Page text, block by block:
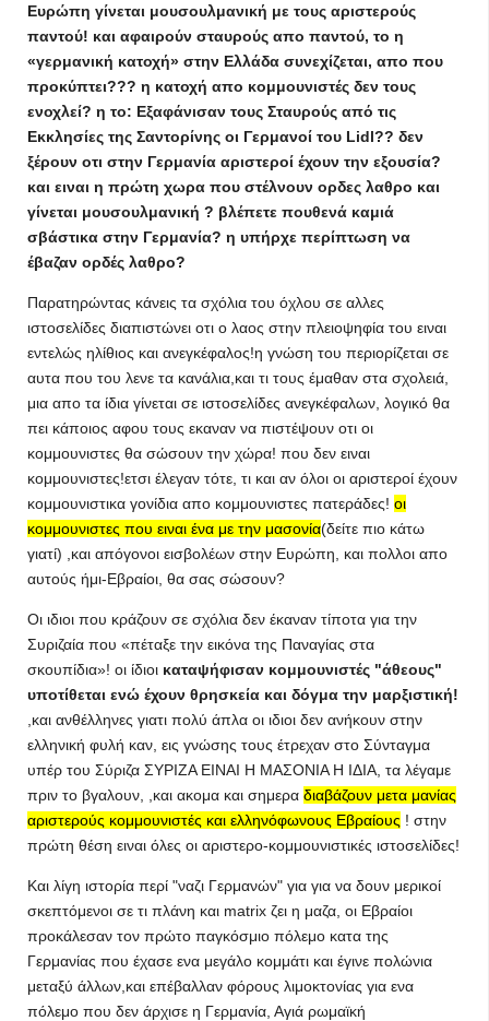
Ευρώπη γίνεται μουσουλμανική με τους αριστερούς
παντού! και αφαιρούν σταυρούς απο παντού, το η
«γερμανική κατοχή» στην Ελλάδα συνεχίζεται, απο που
προκύπτει??? η κατοχή απο κομμουνιστές δεν τους
ενοχλεί? η το: Εξαφάνισαν τους Σταυρούς από τις
Εκκλησίες της Σαντορίνης οι Γερμανοί του Lidl?? δεν
ξέρουν οτι στην Γερμανία αριστεροί έχουν την εξουσία?
και ειναι η πρώτη χωρα που στέλνουν ορδες λαθρο και
γίνεται μουσουλμανική ? βλέπετε πουθενά καμιά
σβάστικα στην Γερμανία? η υπήρχε περίπτωση να
έβαζαν ορδές λαθρο?
Παρατηρώντας κάνεις τα σχόλια του όχλου σε αλλες
ιστοσελίδες διαπιστώνει οτι ο λαος στην πλειοψηφία του ειναι
εντελώς ηλίθιος και ανεγκέφαλος!η γνώση του περιορίζεται σε
αυτα που του λενε τα κανάλια,και τι τους έμαθαν στα σχολειά,
μια απο τα ίδια γίνεται σε ιστοσελίδες ανεγκέφαλων, λογικό θα
πει κάποιος αφου τους εκαναν να πιστέψουν οτι οι
κομμουνιστες θα σώσουν την χώρα! που δεν ειναι
κομμουνιστες!ετσι έλεγαν τότε, τι και αν όλοι οι αριστεροί έχουν
κομμουνιστικα γονίδια απο κομμουνιστες πατεράδες! οι
κομμουνιστες που ειναι ένα με την μασονία(δείτε πιο κάτω
γιατί) ,και απόγονοι εισβολέων στην Ευρώπη, και πολλοι απο
αυτούς ήμι-Εβραίοι, θα σας σώσουν?
Οι ιδιοι που κράζουν σε σχόλια δεν έκαναν τίποτα για την
Συριζαία που «πέταξε την εικόνα της Παναγίας στα
σκουπίδια»! οι ίδιοι καταψήφισαν κομμουνιστές "άθεους"
υποτίθεται ενώ έχουν θρησκεία και δόγμα την μαρξιστική!
,και ανθέλληνες γιατι πολύ άπλα οι ιδιοι δεν ανήκουν στην
ελληνική φυλή καν, εις γνώσης τους έτρεχαν στο Σύνταγμα
υπέρ του Σύριζα ΣΥΡΙΖΑ ΕΙΝΑΙ Η ΜΑΣΟΝΙΑ Η ΙΔΙΑ, τα λέγαμε
πριν το βγαλουν, ,και ακομα και σημερα διαβάζουν μετα μανίας
αριστερούς κομμουνιστές και ελληνόφωνους Εβραίους ! στην
πρώτη θέση ειναι όλες οι αριστερο-κομμουνιστικές ιστοσελίδες!
Και λίγη ιστορία περί "ναζι Γερμανών" για για να δουν μερικοί
σκεπτόμενοι σε τι πλάνη και matrix ζει η μαζα, οι Εβραίοι
προκάλεσαν τον πρώτο παγκόσμιο πόλεμο κατα της
Γερμανίας που έχασε ενα μεγάλο κομμάτι και έγινε πολώνια
μεταξύ άλλων,και επέβαλλαν φόρους λιμοκτονίας για ενα
πόλεμο που δεν άρχισε η Γερμανία, Αγιά ρωμαϊκή